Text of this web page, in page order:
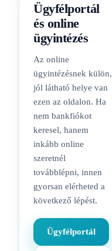
Ügyfélportál
és online
ügyintézés
Az online
ügyintézésnek külön,
jól látható helye van
ezen az oldalon. Ha
nem bankfiókot
keresel, hanem
inkább online
szeretnél
továbblépni, innen
gyorsan elérheted a
következő lépést.
Ügyfélportál